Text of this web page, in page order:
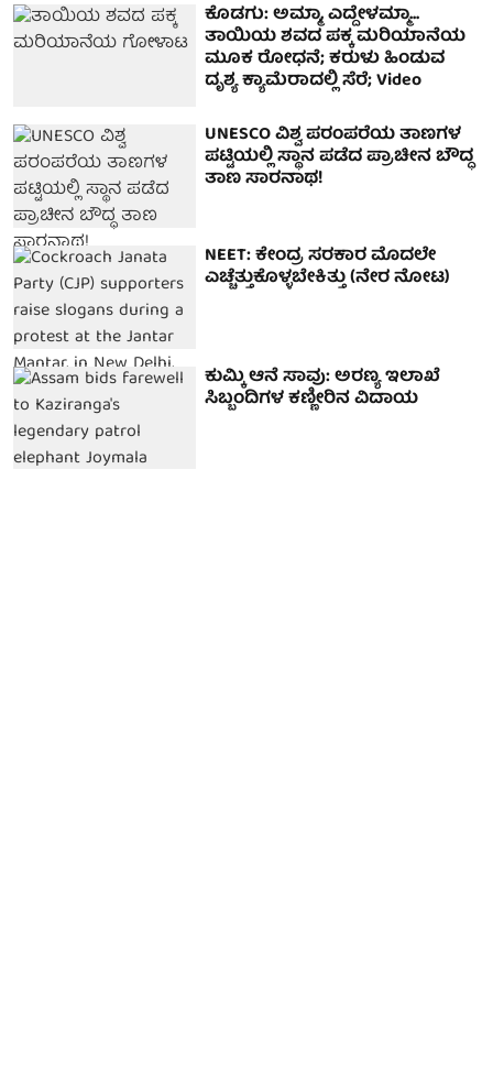
ಕೊಡಗು: ಅಮ್ಮಾ, ಎದ್ದೇಳಮ್ಮಾ...
ತಾಯಿಯ ಶವದ ಪಕ್ಕ ಮರಿಯಾನೆಯ
ಮೂಕ ರೋಧನೆ; ಕರುಳು ಹಿಂಡುವ
ದೃಶ್ಯ ಕ್ಯಾಮೆರಾದಲ್ಲಿ ಸೆರೆ; Video
UNESCO ವಿಶ್ವ ಪರಂಪರೆಯ ತಾಣಗಳ
ಪಟ್ಟಿಯಲ್ಲಿ ಸ್ಥಾನ ಪಡೆದ ಪ್ರಾಚೀನ ಬೌದ್ಧ
ತಾಣ ಸಾರನಾಥ!
NEET: ಕೇಂದ್ರ ಸರಕಾರ ಮೊದಲೇ
ಎಚ್ಚೆತ್ತುಕೊಳ್ಳಬೇಕಿತ್ತು (ನೇರ ನೋಟ)
ಕುಮ್ಕಿ ಆನೆ ಸಾವು: ಅರಣ್ಯ ಇಲಾಖೆ
ಸಿಬ್ಬಂದಿಗಳ ಕಣ್ಣೀರಿನ ವಿದಾಯ